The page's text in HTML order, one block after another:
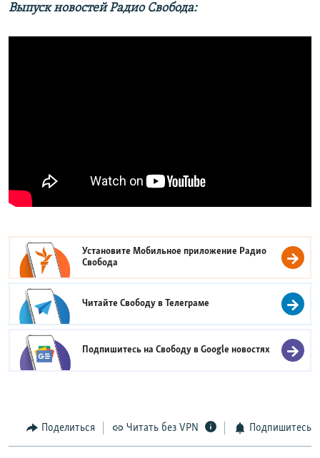
Выпуск новостей Радио Свобода:
Установите Мобильное приложение Радио
Свобода
Читайте Свободу вТелеграме
Подпишитесь на Свободу вGoogle новостях
Поделиться Читать без VPN Подпишитесь